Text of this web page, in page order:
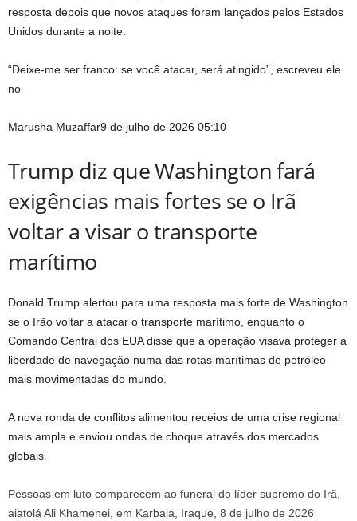
resposta depois que novos ataques foram lançados pelos Estados
Unidos durante a noite.
“Deixe-me ser franco: se você atacar, será atingido”, escreveu ele
no
Marusha Muzaffar9 de julho de 2026 05:10
Trump diz que Washington fará
exigências mais fortes se o Irã
voltar a visar o transporte
marítimo
Donald Trump alertou para uma resposta mais forte de Washington
se o Irão voltar a atacar o transporte marítimo, enquanto o
Comando Central dos EUA disse que a operação visava proteger a
liberdade de navegação numa das rotas marítimas de petróleo
mais movimentadas do mundo.
A nova ronda de conflitos alimentou receios de uma crise regional
mais ampla e enviou ondas de choque através dos mercados
globais.
Pessoas em luto comparecem ao funeral do líder supremo do Irã,
aiatolá Ali Khamenei, em Karbala, Iraque, 8 de julho de 2026